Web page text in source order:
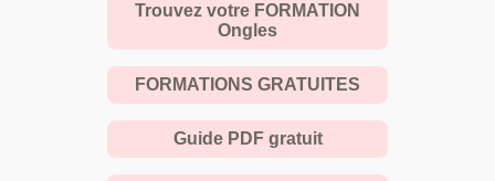
Trouvez votre FORMATION
Ongles
FORMATIONS GRATUITES
Guide PDF gratuit